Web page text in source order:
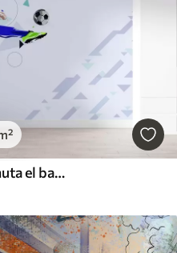
el jugador de fútbol que chuta el balón